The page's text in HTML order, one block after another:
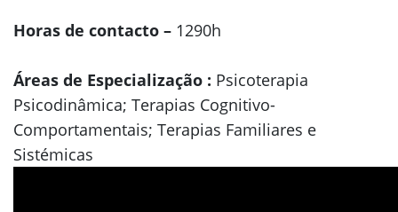
Horas de contacto – 1290h
Áreas de Especialização : Psicoterapia
Psicodinâmica; Terapias Cognitivo-
Comportamentais; Terapias Familiares e
Sistémicas